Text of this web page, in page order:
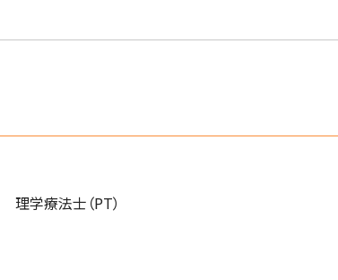
理学療法士（PT）